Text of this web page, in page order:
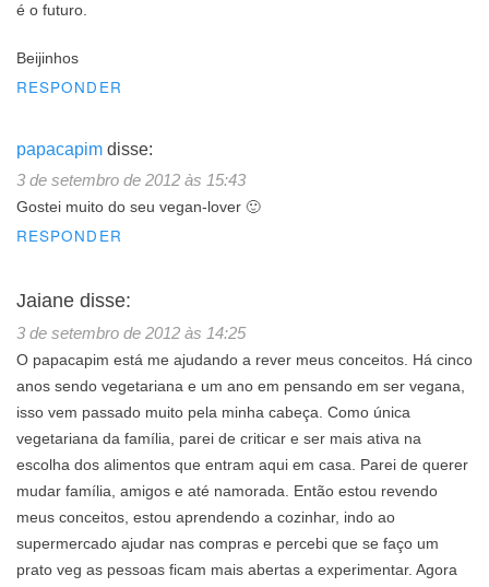
é o futuro.
Beijinhos
RESPONDER
papacapim disse:
3 de setembro de 2012 às 15:43
Gostei muito do seu vegan-lover 🙂
RESPONDER
Jaiane disse:
3 de setembro de 2012 às 14:25
O papacapim está me ajudando a rever meus conceitos. Há cinco
anos sendo vegetariana e um ano em pensando em ser vegana,
isso vem passado muito pela minha cabeça. Como única
vegetariana da família, parei de criticar e ser mais ativa na
escolha dos alimentos que entram aqui em casa. Parei de querer
mudar família, amigos e até namorada. Então estou revendo
meus conceitos, estou aprendendo a cozinhar, indo ao
supermercado ajudar nas compras e percebi que se faço um
prato veg as pessoas ficam mais abertas a experimentar. Agora